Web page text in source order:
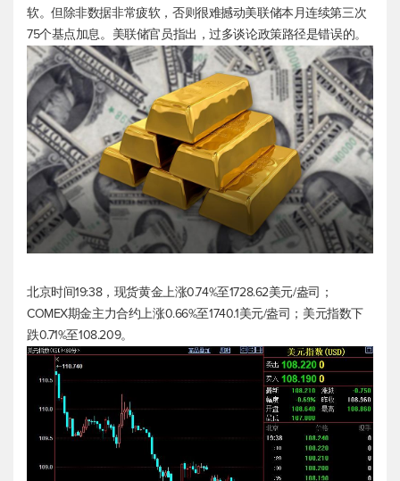
软。但除非数据非常疲软，否则很难撼动美联储本月连续第三次
75个基点加息。美联储官员指出，过多谈论政策路径是错误的。
北京时间19:38， 现货黄金上涨0.74%至1728.62美元/盎司；
COMEX期金主力合约上涨0.66%至1740.1美元/盎司； 美元指数下
跌0.71%至108.209。